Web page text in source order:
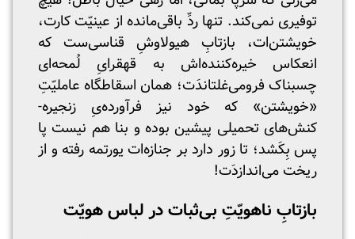
توفیری نمی‌کند. تنها ردِّ باقی‌مانده از عینیّت کارت،
خویشتن‌ات، بازتابِ هیولاوشِ قناسی‌ست که
انعکاس خیره‌‌کننده‌اش به قهقرایِ لُمحه‌ای
چسبناک فرومی‌غلتاندَت؛ همان اسقاطگاه عاملیّت‌ِ
«خویشتن» که خود نیز فرآورده‌یِ زنجیره‌-
کنش‌های تحمیلی‌ پیشین بوده و بنا هم نیست پا
پس بِکَشد؛ تا زور دارد بر جنازه‌ات یورتمه‌ رفته و از
ریخت می‌اندازدَت!
بازتابِ ناهویّتِ بی‌ثبات در لباس هویّت